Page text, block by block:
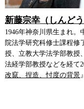
新藤宗幸（しんどう
1946年神奈川県生まれ。
院法学研究科修士課程修
授、立教大学法学部教授
法経学部教授などを経て
改竄、捏造、忖度の背景